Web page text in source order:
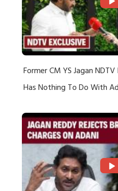
Former CM YS Jagan
Has Nothing To Do With